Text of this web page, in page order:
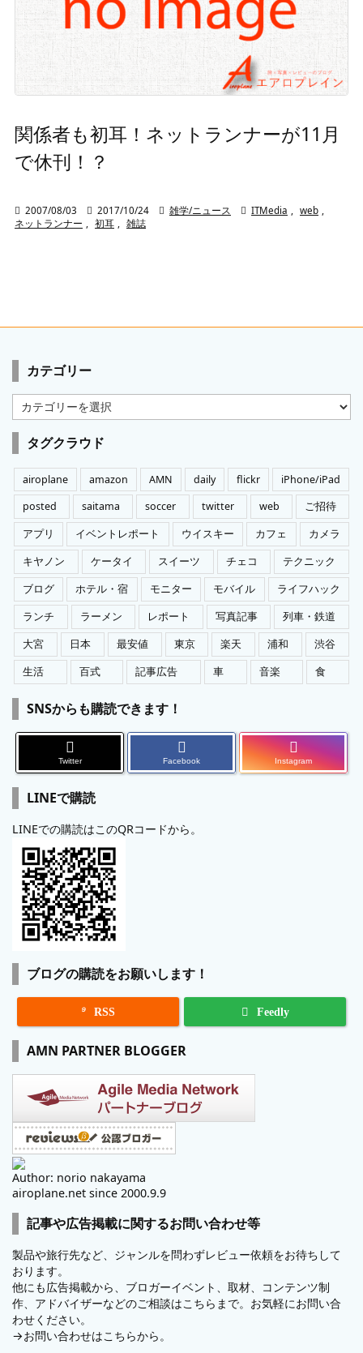
関係者も初耳！ネットランナーが11月
で休刊！？
 2007/08/03  2017/10/24  雑学/ニュース  ITMedia web
ネットランナー
初耳 雑誌
カテゴリー
カ
テ
ゴ
リ
ー
タグクラウド
airoplane amazon AMN daily flickr
iPhone/iPad
posted
saitama soccer twitter web
ご招待
アプリ
イベントレポート ウイスキー カフェ
カメラ
キヤノン
ケータイ スイーツ チェコ
テクニック
ブログ
ホテル・宿 モニター モバイル
ライフハック
ランチ
ラーメン レポート 写真記事
列車・鉄道
大宮
日本 最安値 東京 楽天 浦和
渋谷
生活
百式 記事広告 車 音楽 食
SNSからも購読できます！
Twitter Facebook Instagram
LINEで購読
LINEでの購読はこのQRコードから。
ブログの購読をお願いします！
 RSS Feedly
AMN PARTNER BLOGGER
Author: norio nakayama
airoplane.net since 2000.9.9
記事や広告掲載に関するお問い合わせ等
製品や旅行先など、ジャンルを問わずレビュー依頼をお待ちして
おります。
他にも広告掲載から、ブロガーイベント、取材、コンテンツ制
作、アドバイザーなどのご相談はこちらまで。お気軽にお問い合
わせください。
→お問い合わせはこちらから。